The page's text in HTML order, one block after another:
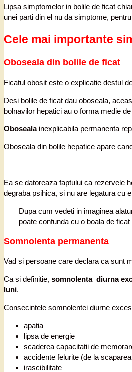
Lipsa simptomelor in bolile de ficat
unei parti din el nu da simptome,
Cele mai importante
Oboseala din bolile de ficat
Ficatul obosit este o explicatie destul
Desi bolile de ficat dau oboseala,
bolnavilor hepatici au o forma medie
Oboseala inexplicabila permanenta
Oboseala din bolile hepatice apare
Ea se datoreaza faptului ca rezervele
degraba psihica, si nu are legatura cu
Dupa cum vedeti in imaginea
poate confunda cu o boala de ficat
Somnolenta permanenta
Vad si persoane care declara ca sunt
Ca si definitie, somnolenta diurna
luni.
Consecintele somnolentei diurne
apatia
lipsa de energie
scaderea capacitatii de
accidente felurite (de la
irascibilitate